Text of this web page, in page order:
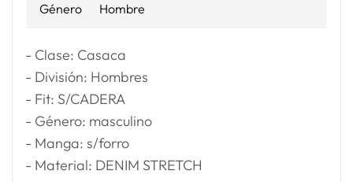
Género Hombre
- Clase: Casaca
- División: Hombres
- Fit: S/CADERA
- Género: masculino
- Manga: s/forro
- Material: DENIM STRETCH